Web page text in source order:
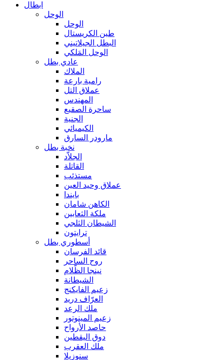
ابطال
الوحل
الوحل
طين الكريستال
البطل الجيلاتيني
الوحل المَلكي
عادي بطل
الملاك
رامية بارعة
عملاق التل
المهندس
ساحرة الصقيع
الجنية
الكيميائي
مارودر السارق
نخبة بطل
الجلاّد
القاتلة
مستذئب
عملاق وحيد العين
بايندا
الكاهن شامان
ملكة الثعابين
الشيطان الثلجي
ترايتون
أسطوري بطل
قائد الفرسان
روح الساحر
نينجا الظّلام
الشيطانة
زعيم الفايكنج
العرّاف دريد
ملك الرعد
زعيم المينوتور
حاصد الأرواح
دوق اليقطين
ملك العقرب
سنوزيلا